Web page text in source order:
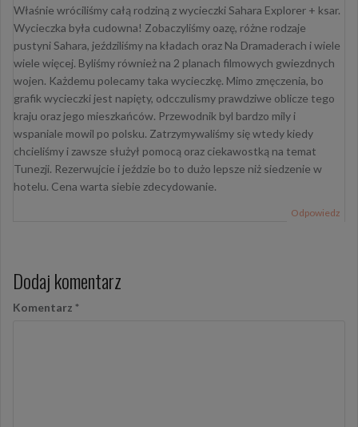
Właśnie wróciliśmy całą rodziną z wycieczki Sahara Explorer + ksar.
Wycieczka była cudowna! Zobaczyliśmy oazę, różne rodzaje
pustyni Sahara, jeździliśmy na kładach oraz Na Dramaderach i wiele
wiele więcej. Byliśmy również na 2 planach filmowych gwiezdnych
wojen. Każdemu polecamy taka wycieczkę. Mimo zmęczenia, bo
grafik wycieczki jest napięty, odcczulismy prawdziwe oblicze tego
kraju oraz jego mieszkańców. Przewodnik byl bardzo mily i
wspaniale mowil po polsku. Zatrzymywaliśmy się wtedy kiedy
chcieliśmy i zawsze służył pomocą oraz ciekawostką na temat
Tunezji. Rezerwujcie i jeździe bo to dużo lepsze niż siedzenie w
hotelu. Cena warta siebie zdecydowanie.
Odpowiedz
Dodaj komentarz
Komentarz *